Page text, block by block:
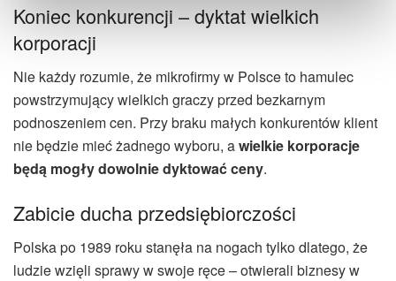
Koniec konkurencji – dyktat wielkich
korporacji
Nie każdy rozumie, że mikrofirmy w Polsce to hamulec
powstrzymujący wielkich graczy przed bezkarnym
podnoszeniem cen. Przy braku małych konkurentów klient
nie będzie mieć żadnego wyboru, awielkie korporacje
będą mogły dowolnie dyktować ceny.
Zabicie ducha przedsiębiorczości
Polska po 1989 roku stanęła na nogach tylko dlatego, że
ludzie wzięli sprawy w swoje ręce – otwierali biznesy w